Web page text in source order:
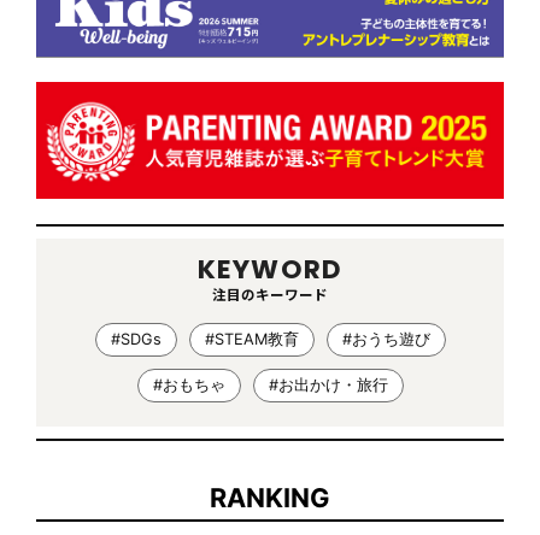
KEYWORD
注目のキーワード
#SDGs #STEAM教育 #おうち遊び
#おもちゃ #お出かけ・旅行
RANKING